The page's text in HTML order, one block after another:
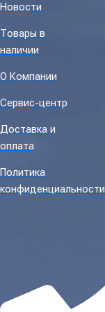
Новости
Товары в
наличии
О Компании
Сервис-центр
Доставка и
оплата
Политика
конфиденциальности